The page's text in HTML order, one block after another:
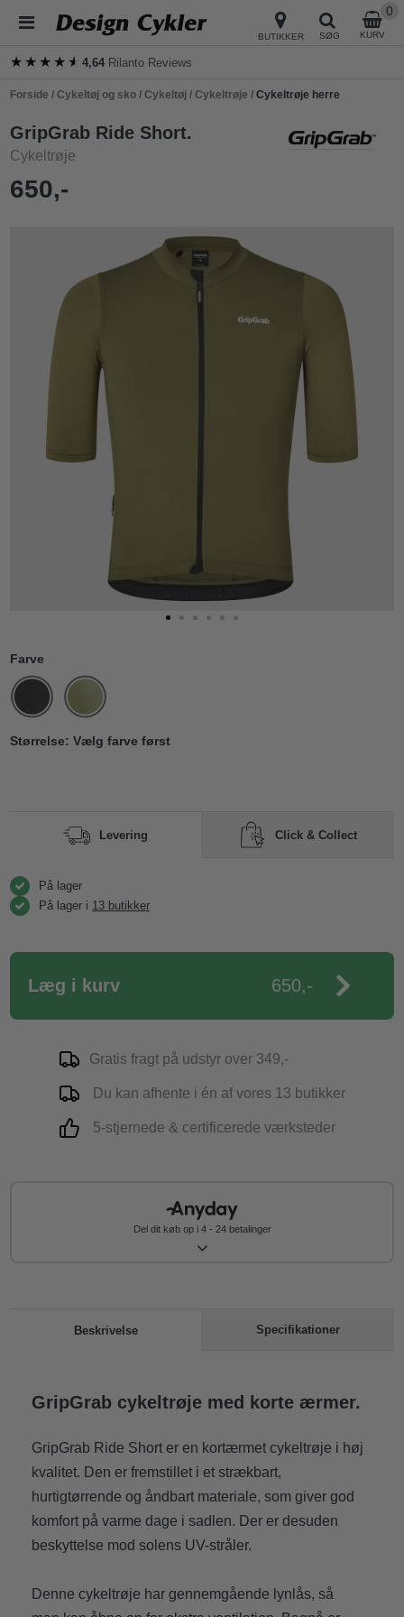
BUTIKKER SØG KURV
0
★★★★★
★★★★★4,64 Rilanto Reviews
Forside /Cykeltøj og sko /Cykeltøj /Cykeltrøje /Cykeltrøje herre
GripGrab Ride Short.
Cykeltrøje
650,-
Farve
Levering Click & Collect
På lager
På lager i 13 butikker
Læg i kurv 650,-
Gratis fragt på udstyr over 349,-
Du kan afhente i én af vores 13 butikker
5-stjernede & certificerede værksteder
Del dit køb op i 4 - 24 betalinger
Beskrivelse Specifikationer
GripGrab cykeltrøje med korte ærmer.
GripGrab Ride Short er en kortærmet cykeltrøje i høj
kvalitet. Den er fremstillet i et strækbart,
hurtigtørrende og åndbart materiale, som giver god
komfort på varme dage i sadlen. Der er desuden
beskyttelse mod solens UV-stråler.
Denne cykeltrøje har gennemgående lynlås, så